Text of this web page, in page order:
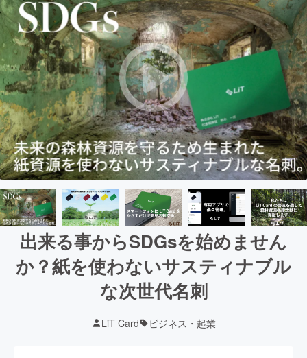
出来る事からSDGsを始めません
か？紙を使わないサスティナブル
な次世代名刺
LiT Card ビジネス・起業